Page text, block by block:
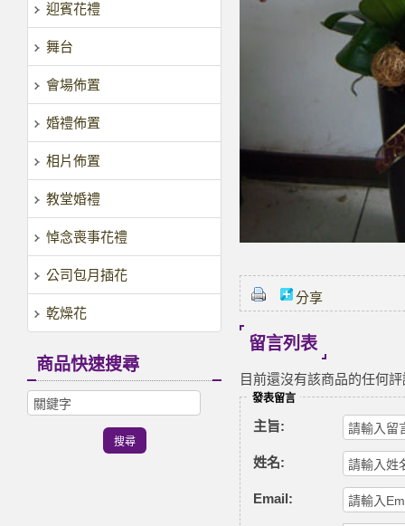
迎賓花禮
舞台
會場佈置
婚禮佈置
相片佈置
教堂婚禮
悼念喪事花禮
公司包月插花
乾燥花
商品快速搜尋
分享
留言列表
目前還沒有該商品的任何
發表留言
主旨:
姓名:
Email: